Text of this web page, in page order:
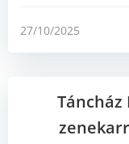
27/10/2025
Táncház